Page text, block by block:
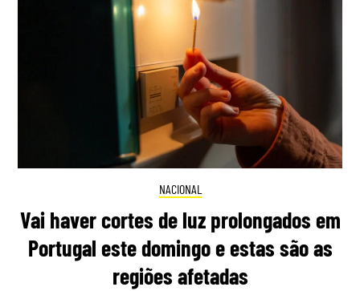
NACIONAL
Vai haver cortes de luz prolongados em
Portugal este domingo e estas são as
regiões afetadas